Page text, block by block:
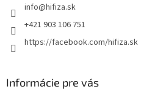
info@hifiza.sk
+421 903 106 751
https://facebook.com/hifiza.sk
Informácie pre vás